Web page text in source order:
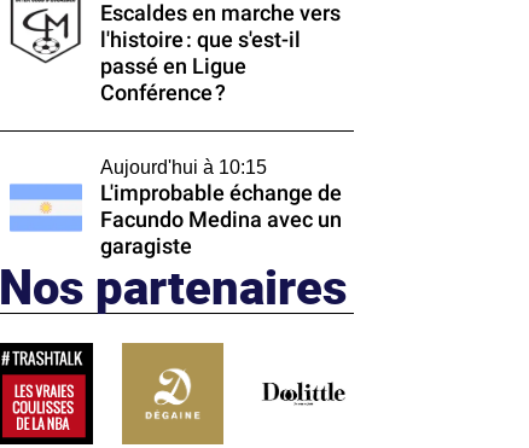
Escaldes en marche vers
l'histoire : que s'est-il
passé en Ligue
Conférence ?
Aujourd'hui à 10:15
L'improbable échange de
Facundo Medina avec un
garagiste
Nos partenaires